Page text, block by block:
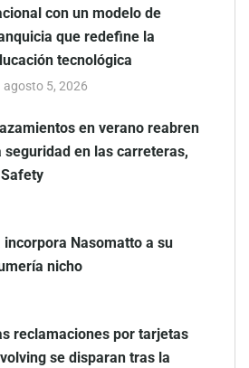
con un modelo de
que redefine la
tecnológica
agosto 5, 2026
en verano reabren
seguridad en las carreteras,
Nasomatto a su
nicho
reclamaciones por tarjetas
se disparan tras la